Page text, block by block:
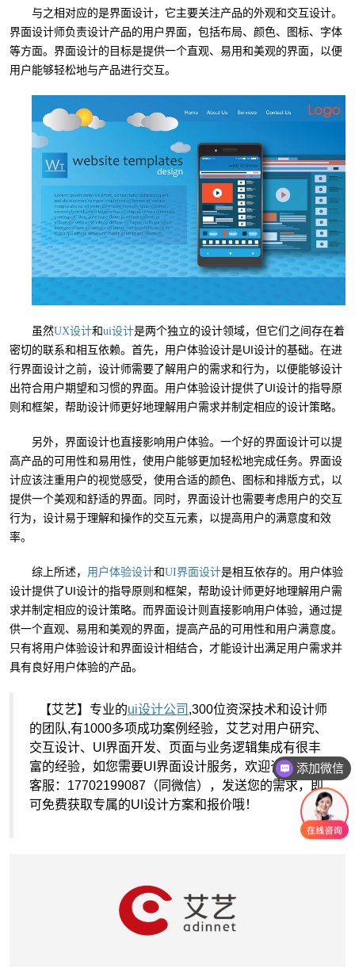
与之相对应的是界面设计，它主要关注产品的外观和交互设计。
界面设计师负责设计产品的用户界面，包括布局、颜色、图标、字体
等方面。界面设计的目标是提供一个直观、易用和美观的界面，以便
用户能够轻松地与产品进行交互。
虽然UX设计和ui设计是两个独立的设计领域，但它们之间存在着
密切的联系和相互依赖。首先，用户体验设计是UI设计的基础。在进
行界面设计之前，设计师需要了解用户的需求和行为，以便能够设计
出符合用户期望和习惯的界面。用户体验设计提供了UI设计的指导原
则和框架，帮助设计师更好地理解用户需求并制定相应的设计策略。
另外，界面设计也直接影响用户体验。一个好的界面设计可以提
高产品的可用性和易用性，使用户能够更加轻松地完成任务。界面设
计应该注重用户的视觉感受，使用合适的颜色、图标和排版方式，以
提供一个美观和舒适的界面。同时，界面设计也需要考虑用户的交互
行为，设计易于理解和操作的交互元素，以提高用户的满意度和效
率。
综上所述， 用户体验设计和UI界面设计是相互依存的。用户体验
设计提供了UI设计的指导原则和框架，帮助设计师更好地理解用户需
求并制定相应的设计策略。而界面设计则直接影响用户体验，通过提
供一个直观、易用和美观的界面，提高产品的可用性和用户满意度。
只有将用户体验设计和界面设计相结合，才能设计出满足用户需求并
具有良好用户体验的产品。
【艾艺】专业的ui设计公司 ,300位资深技术和设计师
的团队,有1000多项成功案例经验，艾艺对用户研究、
交互设计、UI界面开发、页面与业务逻辑集成有很丰
富的经验，如您需要UI界面设计服务，欢迎咨询艾艺
客服：17702199087（同微信），发送您的需求，即
可免费获取专属的UI设计方案和报价哦！
添加微信
咨询报价